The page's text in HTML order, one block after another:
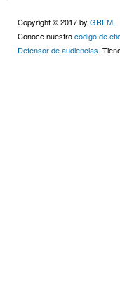
Copyright © 2017 by GREM..
Conoce nuestrocodigo de
Defensor de audiencias.